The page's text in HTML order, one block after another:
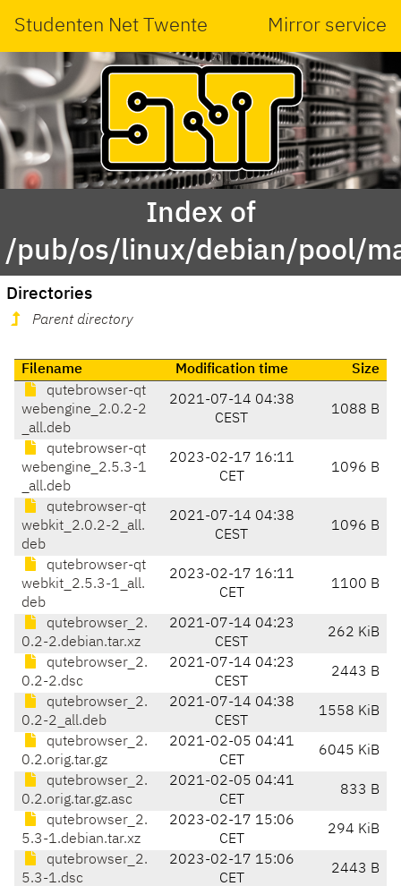
Studenten Net Twente Mirror service
Index of
/pub/os/linux/debian/pool/
Directories
Parent directory
Filename Modification time
Size
qutebrowser-qt
webengine_2.0.2-2
_all.deb
2021-07-14 04:38
CEST
1088 B
qutebrowser-qt
webengine_2.5.3-1
_all.deb
2023-02-17 16:11
CET
1096 B
qutebrowser-qt
webkit_2.0.2-2_all.
deb
2021-07-14 04:38
CEST
1096 B
qutebrowser-qt
webkit_2.5.3-1_all.
deb
2023-02-17 16:11
CET
1100 B
qutebrowser_2.
0.2-2.debian.tar.xz
2021-07-14 04:23
CEST
262 KiB
qutebrowser_2.
0.2-2.dsc
2021-07-14 04:23
CEST
2443 B
qutebrowser_2.
0.2-2_all.deb
2021-07-14 04:38
CEST
1558 KiB
qutebrowser_2.
0.2.orig.tar.gz
2021-02-05 04:41
CET
6045 KiB
qutebrowser_2.
0.2.orig.tar.gz.asc
2021-02-05 04:41
CET
833 B
qutebrowser_2.
5.3-1.debian.tar.xz
2023-02-17 15:06
CET
294 KiB
qutebrowser_2.
5.3-1.dsc
2023-02-17 15:06
CET
2443 B